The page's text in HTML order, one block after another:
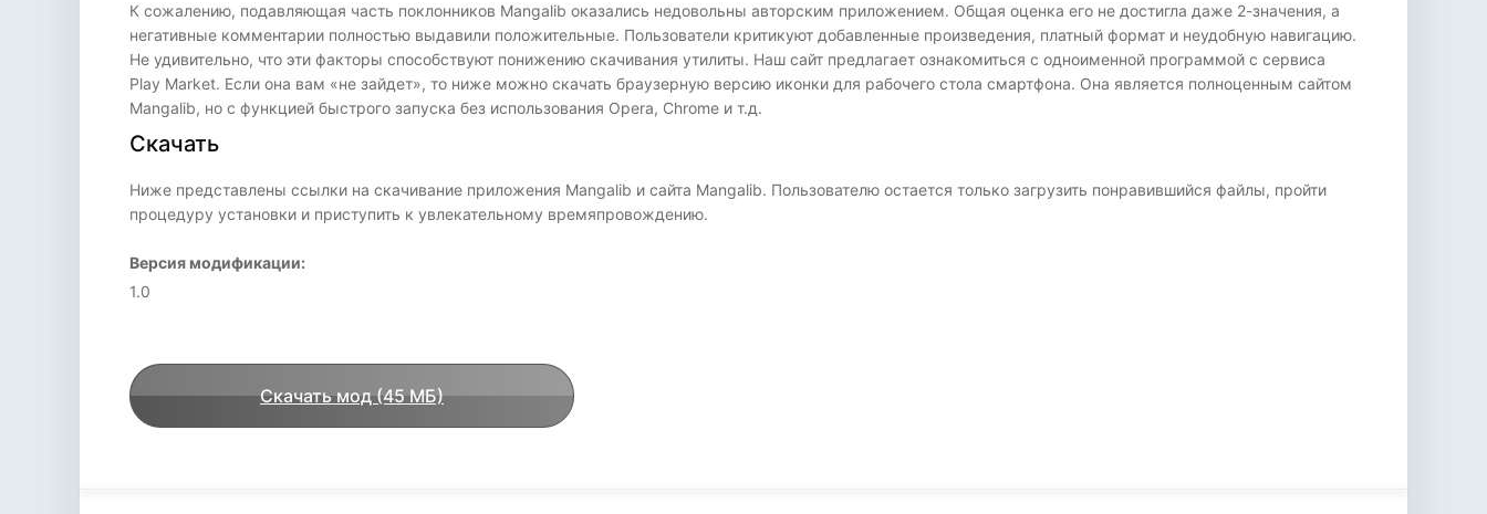
К сожалению, подавляющая часть поклонников Mangalib оказались недовольны авторским приложением. Общая оценка его не достигла даже 2-значения, а
негативные комментарии полностью выдавили положительные. Пользователи критикуют добавленные произведения, платный формат и неудобную навигацию.
Не удивительно, что эти факторы способствуют понижению скачивания утилиты. Наш сайт предлагает ознакомиться с одноименной программой с сервиса
Play Market. Если она вам «не зайдет», то ниже можно скачать браузерную версию иконки для рабочего стола смартфона. Она является полноценным сайтом
Mangalib, но с функцией быстрого запуска без использования Opera, Chrome и т.д.
Скачать
Ниже представлены ссылки на скачивание приложения Mangalib и сайта Mangalib. Пользователю остается только загрузить понравившийся файлы, пройти
процедуру установки и приступить к увлекательному времяпровождению.
Версия модификации:
1.0
Скачать мод (45 МБ)